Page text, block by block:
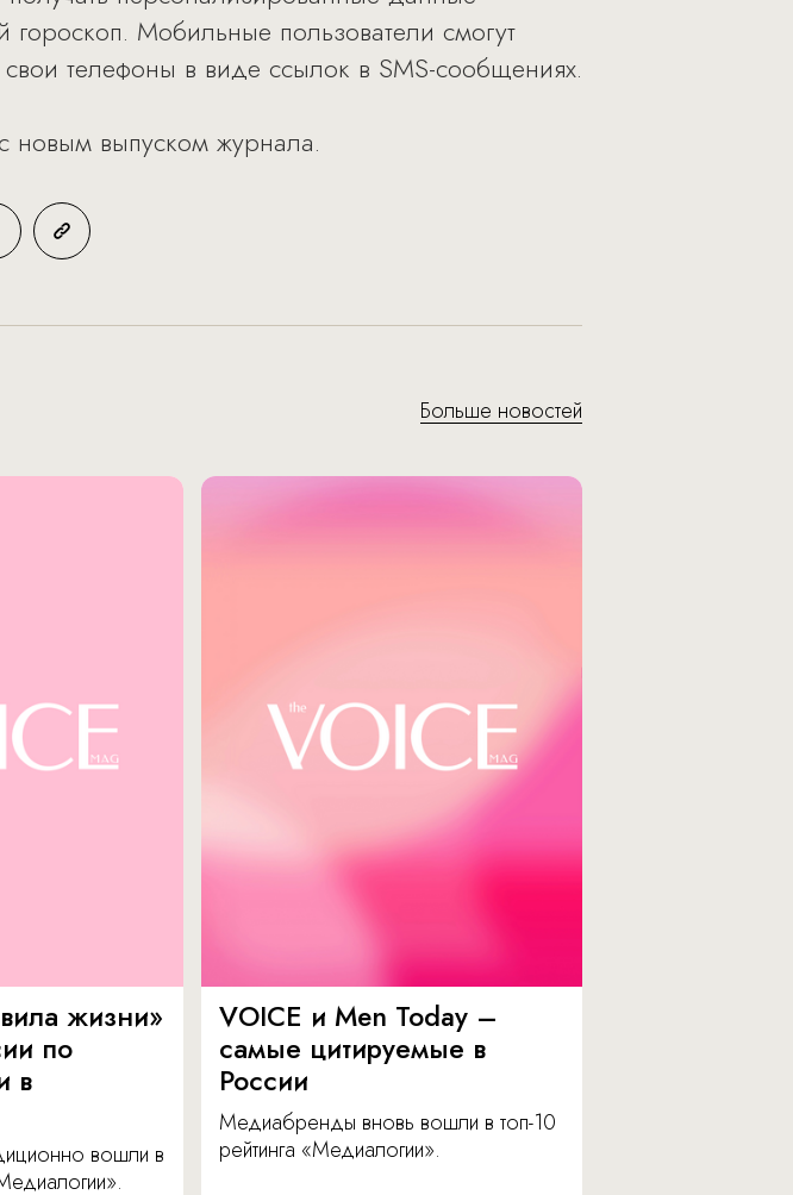
Мобильные пользователи смогут
телефоны в виде ссылок в SMS-сообщениях.
новым выпуском журнала.
Больше новостей
жизни»
по
в
вошли в
VOICE и Men Today –
самые цитируемые в
России
Медиабренды вновь вошли в топ-10
рейтинга «Медиалогии».